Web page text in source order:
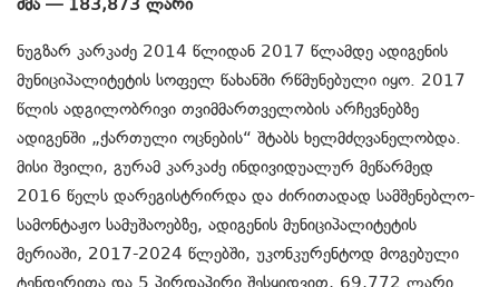
ძმა — 183,873 ლარი
ნუგზარ კარკაძე 2014 წლიდან 2017 წლამდე ადიგენის
მუნიციპალიტეტის სოფელ წახანში რწმუნებული იყო. 2017
წლის ადგილობრივი თვიმმართველობის არჩევნებზე
ადიგენში „ქართული ოცნების“ შტაბს ხელმძღვანელობდა.
მისი შვილი, გურამ კარკაძე ინდივიდუალურ მეწარმედ
2016 წელს დარეგისტრირდა და ძირითადად სამშენებლო-
სამონტაჟო სამუშაოებზე, ადიგენის მუნიციპალიტეტის
მერიაში, 2017-2024 წლებში, უკონკურენტოდ მოგებული